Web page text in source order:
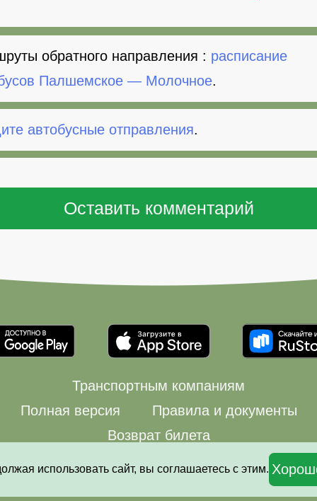
обратного направления : расписание
Палшемское — Молочное.
автобусные отправления.
Транспортным компаниям
Полная версия
Правила и документы
Возврат билета
© 2008—2026 Автовокзалы.ру
использовать сайт, вы соглашаетесь с этим.